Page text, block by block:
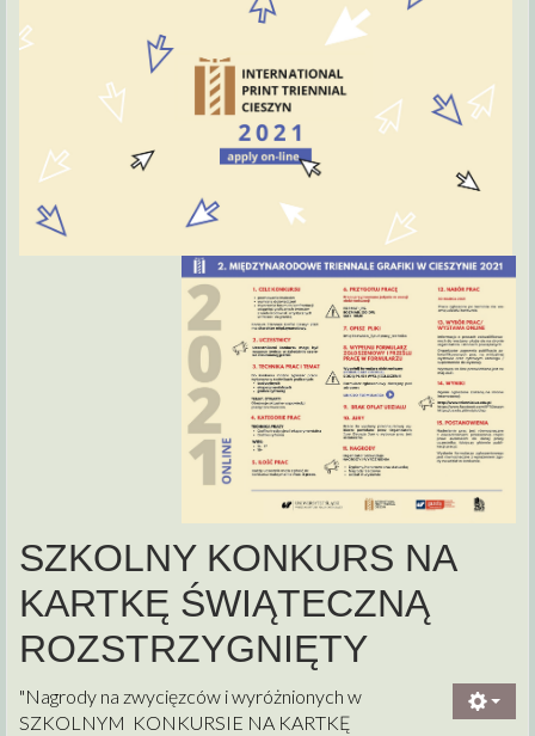
SZKOLNY KONKURS NA
KARTKĘ ŚWIĄTECZNĄ
ROZSTRZYGNIĘTY
"Nagrody na zwycięzców i wyróżnionych w
SZKOLNYM KONKURSIE NA KARTKĘ